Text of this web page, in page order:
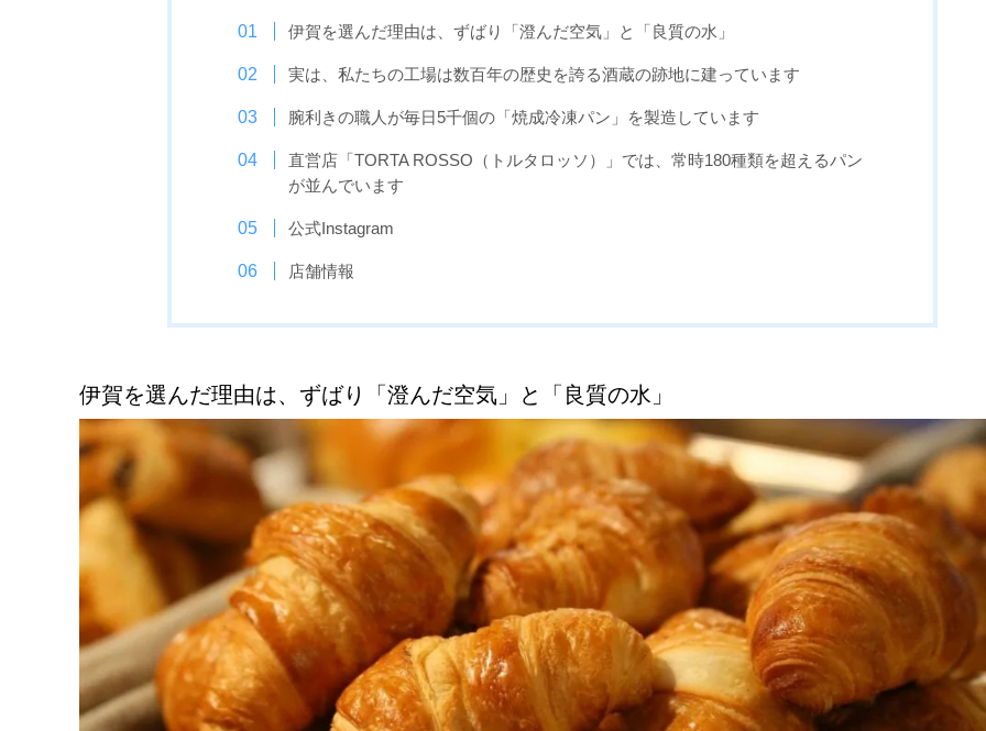
伊賀を選んだ理由は、ずばり「澄んだ空気」と「良質の水」
実は、私たちの工場は数百年の歴史を誇る酒蔵の跡地に建っています
腕利きの職人が毎日5千個の「焼成冷凍パン」を製造しています
直営店「TORTA ROSSO（トルタロッソ）」では、常時180種類を超えるパン
が並んでいます
公式Instagram
店舗情報
伊賀を選んだ理由は、ずばり「澄んだ空気」と「良質の水」